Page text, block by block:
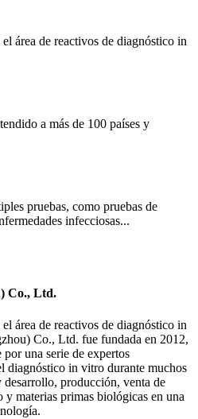
área de reactivos de diagnóstico in
a más de 100 países y
pruebas, como pruebas de
infecciosas...
Co., Ltd.
área de reactivos de diagnóstico in
Co., Ltd. fue fundada en 2012,
por una serie de expertos
diagnóstico in vitro durante muchos
desarrollo, producción, venta de
materias primas biológicas en una